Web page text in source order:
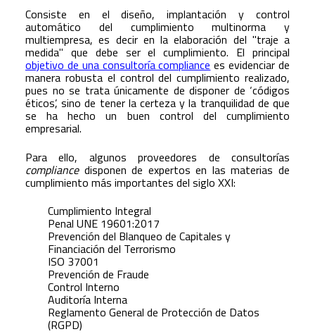
Consiste en el diseño, implantación y control
automático del cumplimiento multinorma y
multiempresa, es decir en la elaboración del "traje a
medida" que debe ser el cumplimiento. El principal
objetivo de una consultoría compliance es evidenciar de
manera robusta el control del cumplimiento realizado,
pues no se trata únicamente de disponer de ‘códigos
éticos’, sino de tener la certeza y la tranquilidad de que
se ha hecho un buen control del cumplimiento
empresarial.
Para ello, algunos proveedores de consultorías
compliancedisponen de expertos en las materias de
cumplimiento más importantes del siglo XXI:
Cumplimiento Integral
Penal UNE 19601:2017
Prevención del Blanqueo de Capitales y
Financiación del Terrorismo
ISO 37001
Prevención de Fraude
Control Interno
Auditoría Interna
Reglamento General de Protección de Datos
(RGPD)